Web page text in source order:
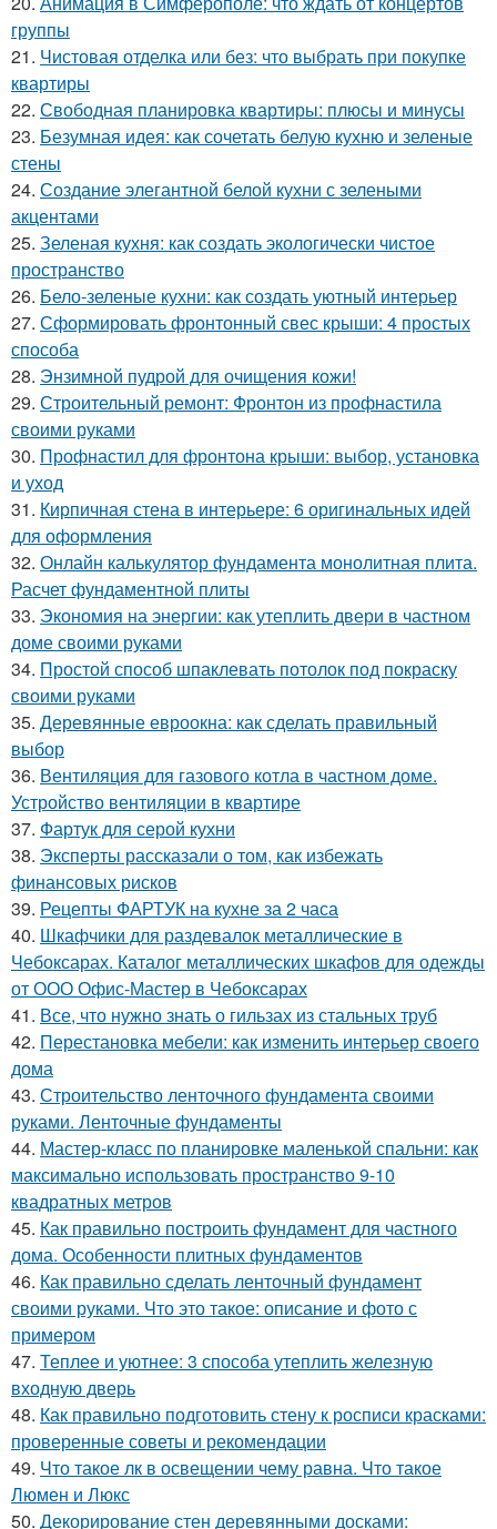
группы
21. Чистовая отделка или без: что выбрать при покупке
квартиры
22. Свободная планировка квартиры: плюсы и минусы
23. Безумная идея: как сочетать белую кухню и зеленые
стены
24. Создание элегантной белой кухни с зелеными
акцентами
25. Зеленая кухня: как создать экологически чистое
пространство
26. Бело-зеленые кухни: как создать уютный интерьер
27. Сформировать фронтонный свес крыши: 4 простых
способа
28. Энзимной пудрой для очищения кожи!
29. Строительный ремонт: Фронтон из профнастила
своими руками
30. Профнастил для фронтона крыши: выбор, установка
и уход
31. Кирпичная стена в интерьере: 6 оригинальных идей
для оформления
32. Онлайн калькулятор фундамента монолитная плита.
Расчет фундаментной плиты
33. Экономия на энергии: как утеплить двери в частном
доме своими руками
34. Простой способ шпаклевать потолок под покраску
своими руками
35. Деревянные евроокна: как сделать правильный
выбор
36. Вентиляция для газового котла в частном доме.
Устройство вентиляции в квартире
37. Фартук для серой кухни
38. Эксперты рассказали о том, как избежать
финансовых рисков
39. Рецепты ФАРТУК на кухне за 2 часа
40. Шкафчики для раздевалок металлические в
Чебоксарах. Каталог металлических шкафов для одежды
от ООО Офис-Мастер в Чебоксарах
41. Все, что нужно знать о гильзах из стальных труб
42. Перестановка мебели: как изменить интерьер своего
дома
43. Строительство ленточного фундамента своими
руками. Ленточные фундаменты
44. Мастер-класс по планировке маленькой спальни: как
максимально использовать пространство 9-10
квадратных метров
45. Как правильно построить фундамент для частного
дома. Особенности плитных фундаментов
46. Как правильно сделать ленточный фундамент
своими руками. Что это такое: описание и фото с
примером
47. Теплее и уютнее: 3 способа утеплить железную
входную дверь
48. Как правильно подготовить стену к росписи красками:
проверенные советы и рекомендации
49. Что такое лк в освещении чему равна. Что такое
Люмен и Люкс
50. Декорирование стен деревянными досками: